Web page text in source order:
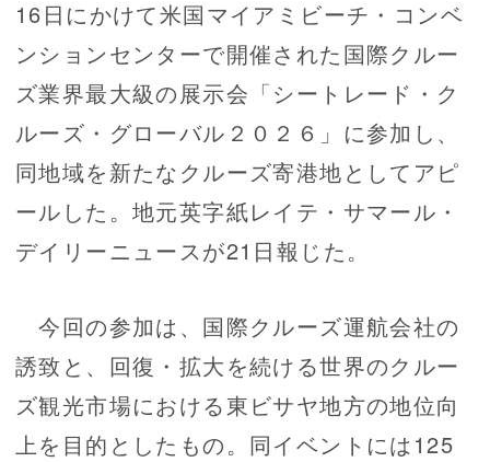
16日にかけて米国マイアミビーチ・コンベ
ンションセンターで開催された国際クルー
ズ業界最大級の展示会「シートレード・ク
ルーズ・グローバル２０２６」に参加し、
同地域を新たなクルーズ寄港地としてアピ
ールした。地元英字紙レイテ・サマール・
デイリーニュースが21日報じた。
今回の参加は、国際クルーズ運航会社の
誘致と、回復・拡大を続ける世界のクルー
ズ観光市場における東ビサヤ地方の地位向
上を目的としたもの。同イベントには125